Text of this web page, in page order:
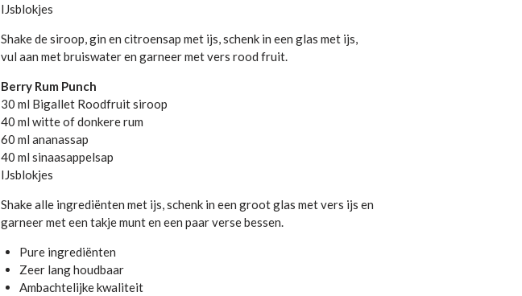
IJsblokjes
Shake de siroop, gin en citroensap met ijs, schenk in een glas met ijs,
vul aan met bruiswater en garneer met vers rood fruit.
Berry Rum Punch
30 ml Bigallet Roodfruit siroop
40 ml witte of donkere rum
60 ml ananassap
40 ml sinaasappelsap
IJsblokjes
Shake alle ingrediënten met ijs, schenk in een groot glas met vers ijs en
garneer met een takje munt en een paar verse bessen.
Pure ingrediënten
Zeer lang houdbaar
Ambachtelijke kwaliteit